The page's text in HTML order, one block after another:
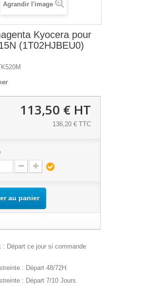
Agrandir l'image
Kyocera pour
(1T02HJBEU0)
113,50 € HT
136,20 € TTC
au panier
: Départ ce jour si commande
: Départ 48/72H.
: Départ 7/10 Jours.